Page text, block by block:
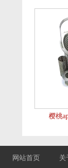
樱桃
网站首页 关